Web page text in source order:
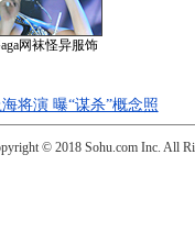
网袜怪异服饰
将演 曝“谋杀”概念照
© 2018 Sohu.com Inc. All